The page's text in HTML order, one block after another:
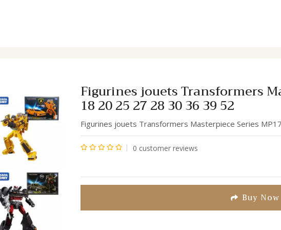
Figurines jouets Transformers
18 20 25 27 28 30 36 39 52
Figurines jouets Transformers Masterpiece Series
sur
0 customer reviews
Buy Now